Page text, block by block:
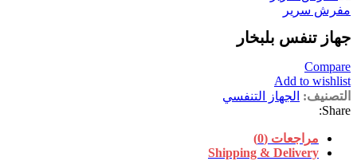
مفرش سرير
جهاز تنفس بلبخار
Compare
Add to wishlist
التصنيف: الجهاز التنفسي
Share:
مراجعات (0)
Shipping & Delivery